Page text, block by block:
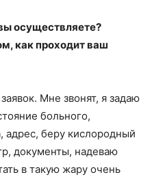
осуществляете?
как проходит ваш
Мне звонят, я задаю
больного,
адрес, беру кислородный
документы, надеваю
в такую жару очень